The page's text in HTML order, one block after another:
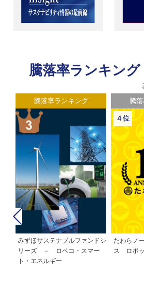
騰落率ランキング
騰落率ランキング
みずほサステナブルファンドシ
リーズ － ロベコ・スマー
ト・エネルギー
騰
４位
たわらノ
ス ロボッ